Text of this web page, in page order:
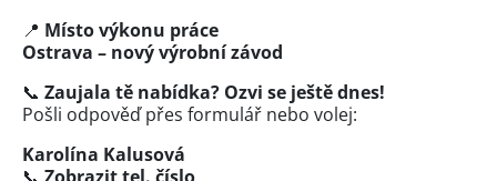
📍 Místo výkonu práce
Ostrava – nový výrobní závod
📞 Zaujala tě nabídka? Ozvi se ještě dnes!
Pošli odpověď přes formulář nebo volej:
Karolína Kalusová